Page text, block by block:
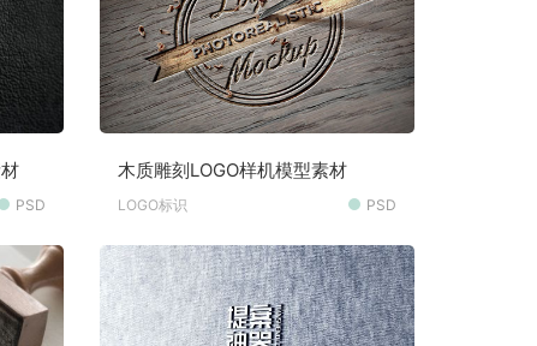
PSD
木质雕刻LOGO样机模型素材
LOGO标识 PSD